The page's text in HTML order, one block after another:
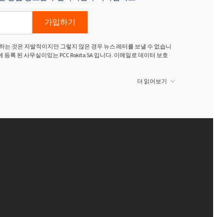
가입하기
것은 자발적이지만 그렇지 않은 경우 뉴스 레터를 보낼 수 없습니
록 된 사무실이있는 PCC Rokita SA 입니다. 이메일로 데이터 보호
더 읽어보기